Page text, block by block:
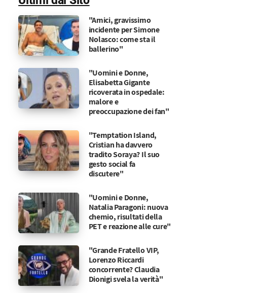
"Amici, gravissimo
incidente per Simone
Nolasco: come sta il
ballerino"
"Uomini e Donne,
Elisabetta Gigante
ricoverata in ospedale:
malore e
preoccupazione dei fan"
"Temptation Island,
Cristian ha davvero
tradito Soraya? Il suo
gesto social fa
discutere"
"Uomini e Donne,
Natalia Paragoni: nuova
chemio, risultati della
PET e reazione alle cure"
"Grande Fratello VIP,
Lorenzo Riccardi
concorrente? Claudia
Dionigi svela la verità"